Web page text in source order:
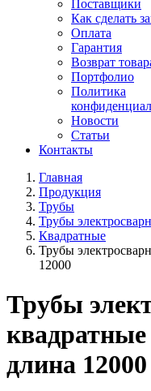
Поставщики
Как сделать
Оплата
Гарантия
Возврат
Портфолио
Политика
Новости
Статьи
Контакты
Главная
Продукция
Трубы
Трубы
Квадратные
Трубы
12000
Трубы
квадратные
длина 12000